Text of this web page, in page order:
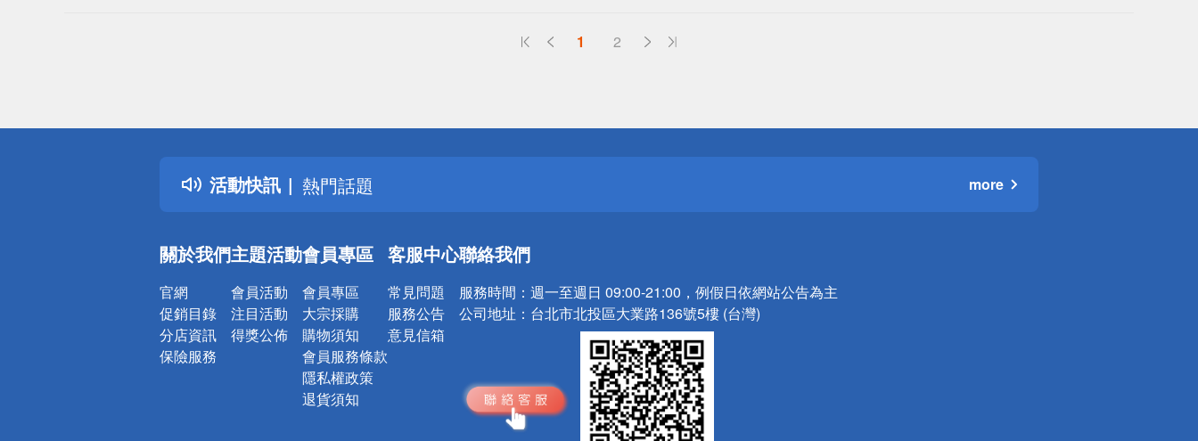
1 2
活動快訊
詐騙網頁！請小心！
得獎公告
熱門話題
銀行優惠
詐騙網頁！請小心！
more
關於我們
官網
促銷目錄
分店資訊
保險服務
主題活動
會員活動
注目活動
得獎公佈
會員專區
會員專區
大宗採購
購物須知
會員服務條款
隱私權政策
退貨須知
客服中心
常見問題
服務公告
意見信箱
聯絡我們
服務時間： 週一至週日 09:00-21:00，例假日依網站公告為主
公司地址： 台北市北投區大業路136號5樓 (台灣)